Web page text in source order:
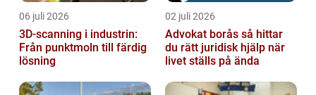
06 juli 2026
3D-scanning i industrin:
Från punktmoln till färdig
lösning
02 juli 2026
Advokat borås så hittar
du rätt juridisk hjälp när
livet ställs på ända